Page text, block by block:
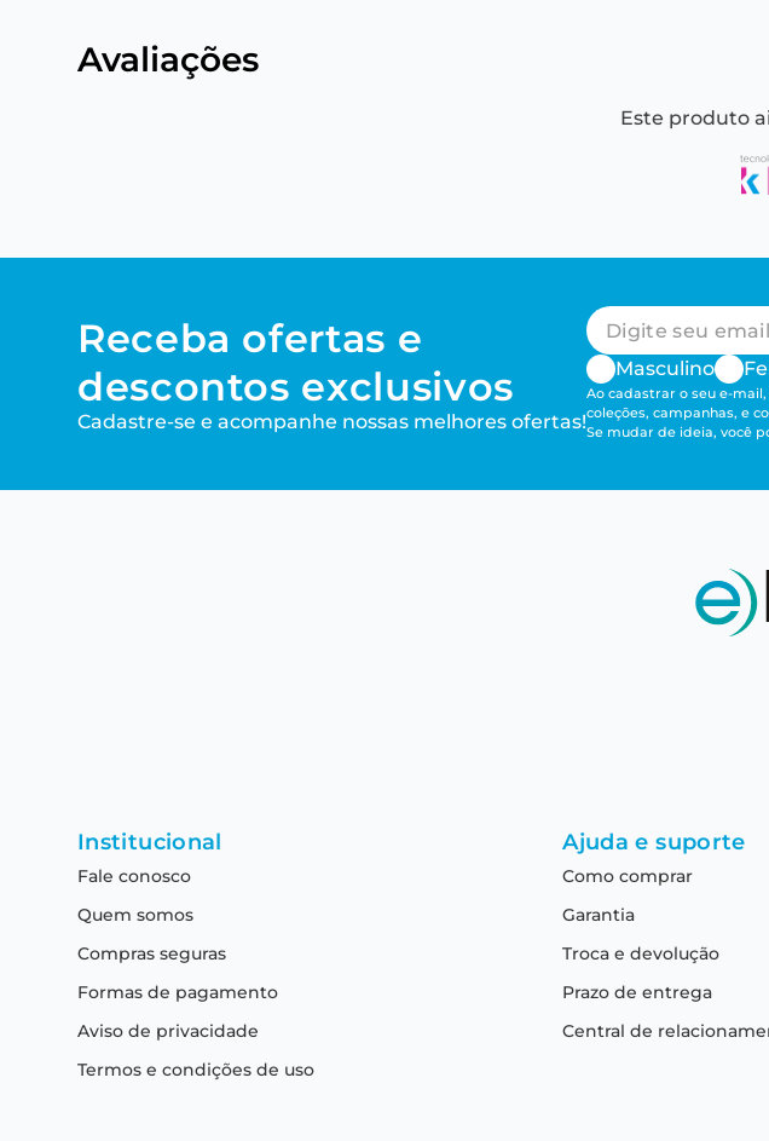
Avaliações
Este produto
Receba ofertas e
descontos exclusivos
Cadastre-se e acompanhe nossas melhores ofertas!
Masculino
Ao cadastrar o seu e-
coleções, campanhas, e
Se mudar de ideia, você
Institucional
Fale conosco
Quem somos
Compras seguras
Formas de pagamento
Aviso de privacidade
Termos e condições de uso
Ajuda e suporte
Como comprar
Garantia
Troca e devolução
Prazo de entrega
Central de